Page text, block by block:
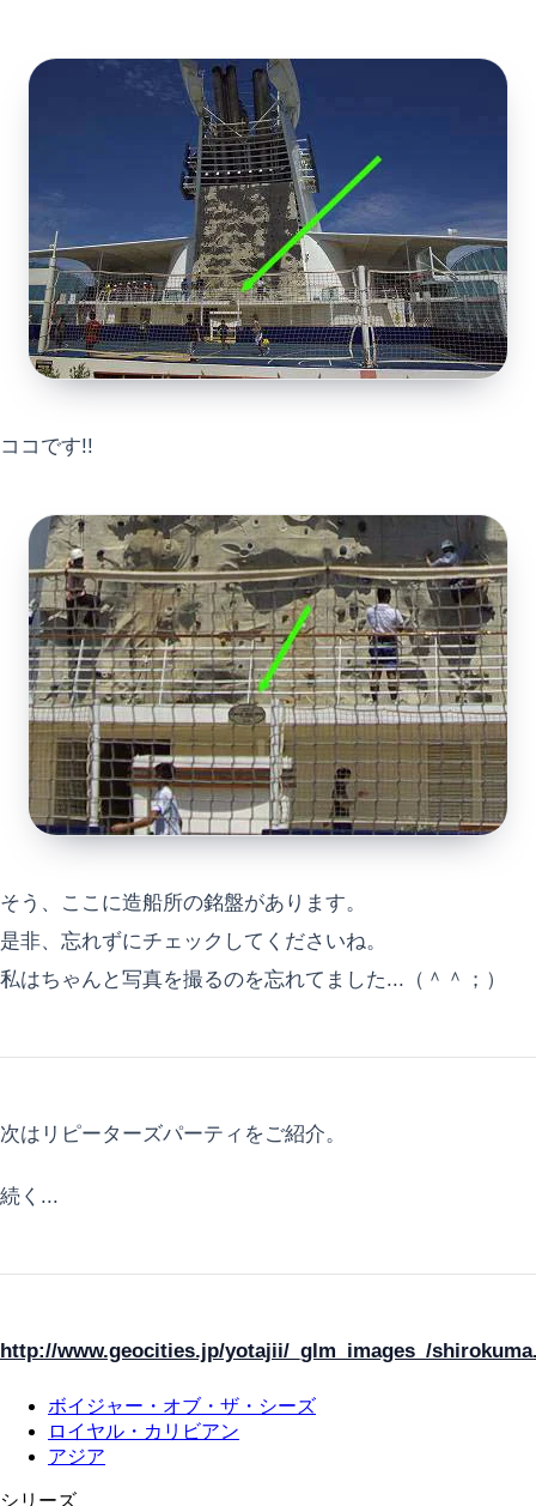
ココです!!
そう、ここに造船所の銘盤があります。
是非、忘れずにチェックしてくださいね。
私はちゃんと写真を撮るのを忘れてました...（＾＾；）
次はリピーターズパーティをご紹介。
続く...
http://www.geocities.jp/yotajii/_glm_images_/
ボイジャー・オブ・ザ・シーズ
ロイヤル・カリビアン
アジア
シリーズ